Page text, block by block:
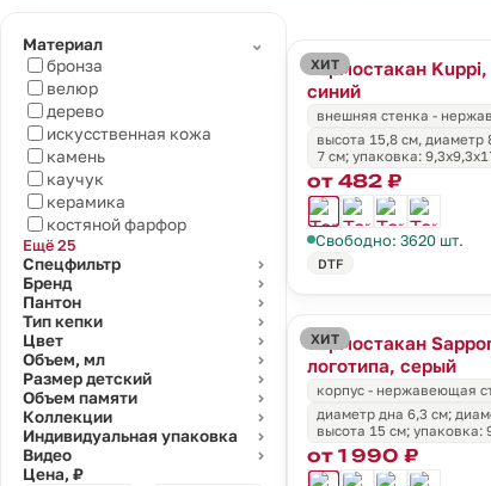
Материал
⌄
бронза
велюр
дерево
искусственная кожа
камень
каучук
керамика
костяной фарфор
Ещё 25
Спецфильтр
⌄
Бренд ⌄
Пантон ⌄
Тип кепки ⌄
Цвет ⌄
Объем, мл ⌄
Размер детский ⌄
Объем памяти ⌄
Коллекции ⌄
Индивидуальная упаковка ⌄
Видео ⌄
Цена, ₽
ХИТ
Термостакан Kuppi,
синий
внешняя стенка -
высота 15,8 см, диаметр
7 см; упаковка:
от 482 ₽
Свободно: 3620 шт.
DTF
ХИТ
Термостакан
логотипа, серый
корпус - нержавеющая
диаметр дна 6,3 см;
высота 15 см; упаковка:
от 1 990 ₽